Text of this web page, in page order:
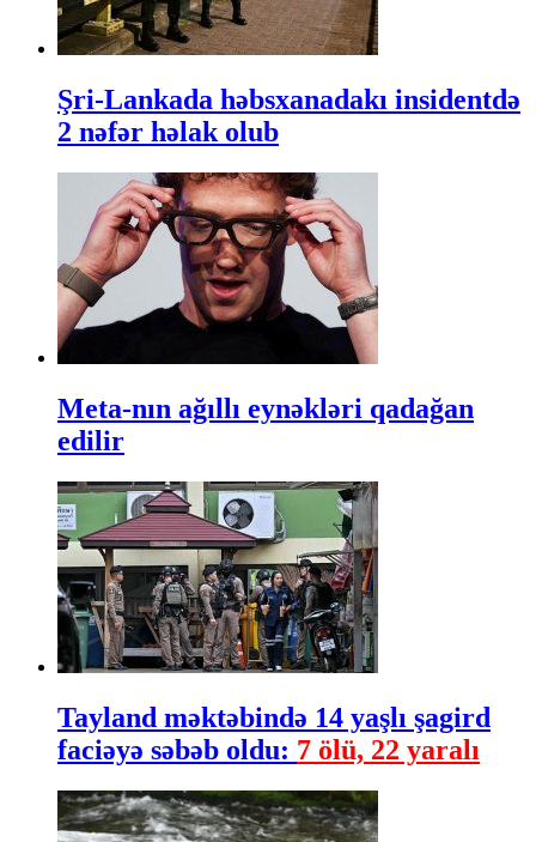
Şri-Lankada həbsxanadakı insidentdə
2 nəfər həlak olub
Meta-nın ağıllı eynəkləri qadağan
edilir
Tayland məktəbində 14 yaşlı şagird
faciəyə səbəb oldu: 7 ölü, 22 yaralı